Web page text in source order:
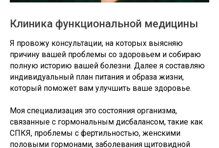
Клиника функциональной медицины
Я провожу консультации, на которых выясняю
причину вашей проблемы со здоровьем и собираю
полную историю вашей болезни. Далее я составляю
индивидуальный план питания и образа жизни,
который поможет вам улучшить ваше здоровье.
Моя специализация это состояния организма,
связанные с гормональным дисбалансом, такие как
СПКЯ, проблемы с фертильностью, женскими
половыми гормонами, заболевания щитовидной